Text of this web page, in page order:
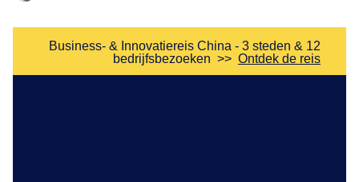
Business- & Innovatiereis China - 3 steden & 12
bedrijfsbezoeken >> Ontdek de reis